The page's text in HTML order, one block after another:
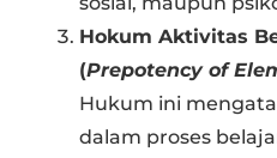
Hokum Aktivitas
(Prepotency of
Hukum ini
dalam proses